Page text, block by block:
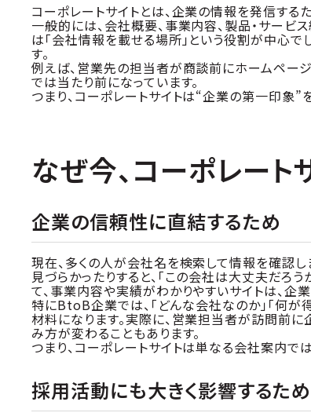
コーポレートサイトとは、企業の情報を発信する
一般的には、会社概要、事業内容、製品・サービ
は「会社情報を載せる場所」という役割が中心
す。
例えば、営業先の担当者が商談前にホームペー
では当たり前になっています。
つまり、コーポレートサイトは“企業の第一印象”
なぜ今、コーポレー
企業の信頼性に直結するため
現在、多くの人が会社名を検索して情報を確認し
見づらかったりすると、「この会社は大丈夫だろ
て、事業内容や実績がわかりやすいサイトは、企
特にBtoB企業では、「どんな会社なのか」「何
材料になります。実際に、営業担当者が訪問前に
み方が変わることもあります。
つまり、コーポレートサイトは単なる会社案内で
採用活動にも大きく影響するため